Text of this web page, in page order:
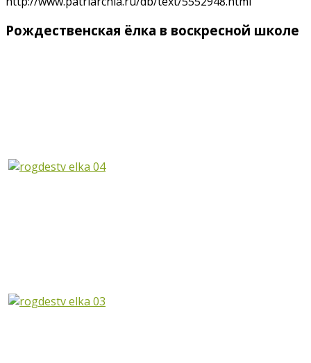
Рождественская ёлка в воскресной школе